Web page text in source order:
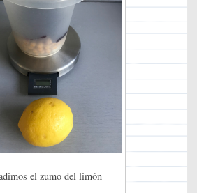
el zumo del limón